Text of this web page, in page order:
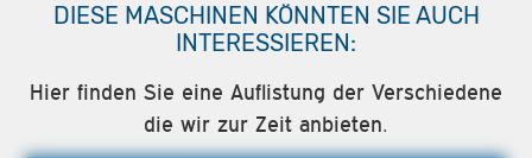
DIESE MASCHINEN KÖNNTEN SIE AUCH
INTERESSIEREN:
Hier finden Sie eine Auflistung der Verschiedene
die wir zur Zeit anbieten.